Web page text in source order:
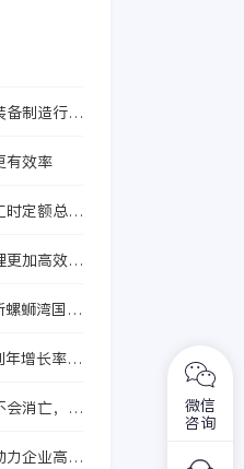
候也是一
中最重要
车商悦就
软件完全
汽车4S店
备制造行业
有效率
时定额总是
更加高效智
蛳湾国际
年增长率
会消亡，只
力企业高效
微信
咨询